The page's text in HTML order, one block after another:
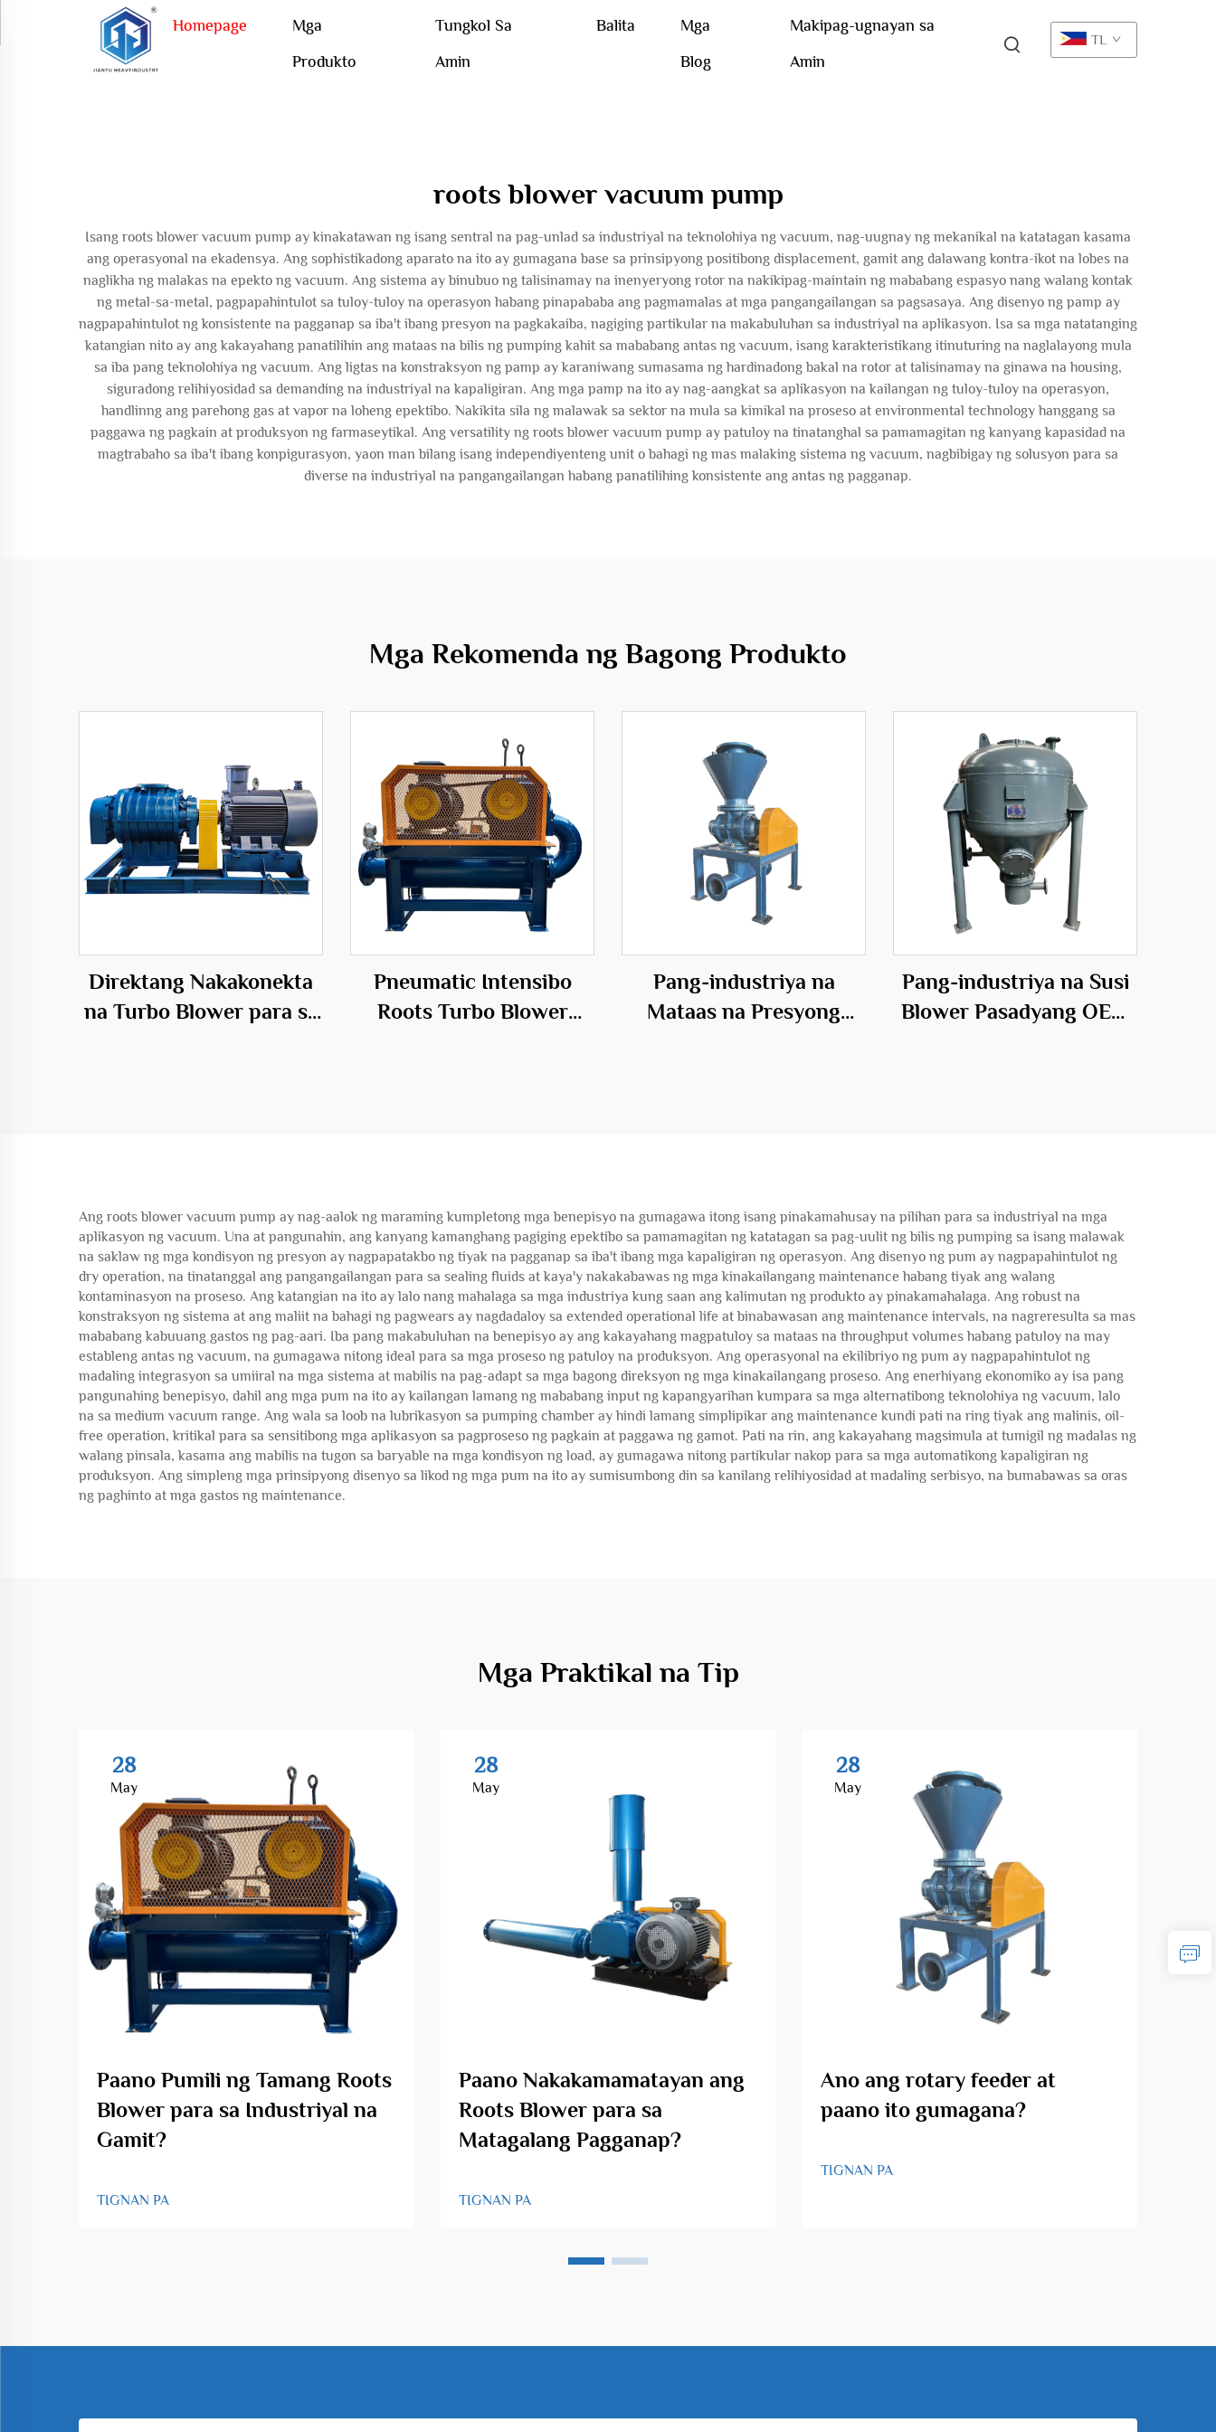
Homepage
Mga
Produkto
Tungkol Sa
Amin
Balita
Mga
Blog
Makipag-ugnayan sa
Amin
TL
roots blower vacuum pump
Isang roots blower vacuum pump ay kinakatawan ng isang sentral na pag-unlad sa industriyal na teknolohiya ng vacuum, nag-uugnay ng mekanikal na katatagan kasama
ang operasyonal na ekadensya. Ang sophistikadong aparato na ito ay gumagana base sa prinsipyong positibong displacement, gamit ang dalawang kontra-ikot na lobes na
naglikha ng malakas na epekto ng vacuum. Ang sistema ay binubuo ng talisinamay na inenyeryong rotor na nakikipag-maintain ng mababang espasyo nang walang kontak
ng metal-sa-metal, pagpapahintulot sa tuloy-tuloy na operasyon habang pinapababa ang pagmamalas at mga pangangailangan sa pagsasaya. Ang disenyo ng pamp ay
nagpapahintulot ng konsistente na pagganap sa iba't ibang presyon na pagkakaiba, nagiging partikular na makabuluhan sa industriyal na aplikasyon. Isa sa mga natatanging
katangian nito ay ang kakayahang panatilihin ang mataas na bilis ng pumping kahit sa mababang antas ng vacuum, isang karakteristikang itinuturing na naglalayong mula
sa iba pang teknolohiya ng vacuum. Ang ligtas na konstraksyon ng pamp ay karaniwang sumasama ng hardinadong bakal na rotor at talisinamay na ginawa na housing,
siguradong relihiyosidad sa demanding na industriyal na kapaligiran. Ang mga pamp na ito ay nag-aangkat sa aplikasyon na kailangan ng tuloy-tuloy na operasyon,
handlinng ang parehong gas at vapor na loheng epektibo. Nakikita sila ng malawak sa sektor na mula sa kimikal na proseso at environmental technology hanggang sa
paggawa ng pagkain at produksyon ng farmaseytikal. Ang versatility ng roots blower vacuum pump ay patuloy na tinatanghal sa pamamagitan ng kanyang kapasidad na
magtrabaho sa iba't ibang konpigurasyon, yaon man bilang isang independiyenteng unit o bahagi ng mas malaking sistema ng vacuum, nagbibigay ng solusyon para sa
diverse na industriyal na pangangailangan habang panatilihing konsistente ang antas ng pagganap.
Mga Rekomenda ng Bagong Produkto
Direktang Nakakonekta
na Turbo Blower para sa
Pneumatic Intensibo
Roots Turbo Blower
Pang-industriya na
Mataas na Presyong
Pang-industriya na Susi
Blower Pasadyang OEM
Ang roots blower vacuum pump ay nag-aalok ng maraming kumpletong mga benepisyo na gumagawa itong isang pinakamahusay na pilihan para sa industriyal na mga
aplikasyon ng vacuum. Una at pangunahin, ang kanyang kamanghang pagiging epektibo sa pamamagitan ng katatagan sa pag-uulit ng bilis ng pumping sa isang malawak
na saklaw ng mga kondisyon ng presyon ay nagpapatakbo ng tiyak na pagganap sa iba't ibang mga kapaligiran ng operasyon. Ang disenyo ng pum ay nagpapahintulot ng
dry operation, na tinatanggal ang pangangailangan para sa sealing fluids at kaya'y nakakabawas ng mga kinakailangang maintenance habang tiyak ang walang
kontaminasyon na proseso. Ang katangian na ito ay lalo nang mahalaga sa mga industriya kung saan ang kalimutan ng produkto ay pinakamahalaga. Ang robust na
konstraksyon ng sistema at ang maliit na bahagi ng pagwears ay nagdadaloy sa extended operational life at binabawasan ang maintenance intervals, na nagreresulta sa mas
mababang kabuuang gastos ng pag-aari. Iba pang makabuluhan na benepisyo ay ang kakayahang magpatuloy sa mataas na throughput volumes habang patuloy na may
estableng antas ng vacuum, na gumagawa nitong ideal para sa mga proseso ng patuloy na produksyon. Ang operasyonal na ekilibriyo ng pum ay nagpapahintulot ng
madaling integrasyon sa umiiral na mga sistema at mabilis na pag-adapt sa mga bagong direksyon ng mga kinakailangang proseso. Ang enerhiyang ekonomiko ay isa pang
pangunahing benepisyo, dahil ang mga pum na ito ay kailangan lamang ng mababang input ng kapangyarihan kumpara sa mga alternatibong teknolohiya ng vacuum, lalo
na sa medium vacuum range. Ang wala sa loob na lubrikasyon sa pumping chamber ay hindi lamang simplipikar ang maintenance kundi pati na ring tiyak ang malinis, oil-
free operation, kritikal para sa sensitibong mga aplikasyon sa pagproseso ng pagkain at paggawa ng gamot. Pati na rin, ang kakayahang magsimula at tumigil ng madalas ng
walang pinsala, kasama ang mabilis na tugon sa baryable na mga kondisyon ng load, ay gumagawa nitong partikular nakop para sa mga automatikong kapaligiran ng
produksyon. Ang simpleng mga prinsipyong disenyo sa likod ng mga pum na ito ay sumisumbong din sa kanilang relihiyosidad at madaling serbisyo, na bumabawas sa oras
ng paghinto at mga gastos ng maintenance.
Mga Praktikal na Tip
28
May
Paano Pumili ng Tamang Roots
Blower para sa Industriyal na
Gamit?
TIGNAN PA
28
May
Paano Nakakamamatayan ang
Roots Blower para sa
Matagalang Pagganap?
TIGNAN PA
28
May
Ano ang rotary feeder at
paano ito gumagana?
TIGNAN PA